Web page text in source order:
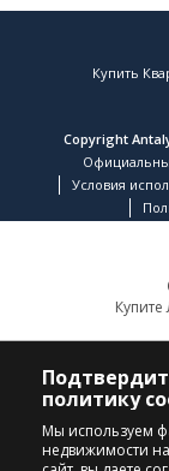
Купить
Copyright
Условия
ПОЗВОНИТЕ
+90 242
политику
Мы используем
недвижимости